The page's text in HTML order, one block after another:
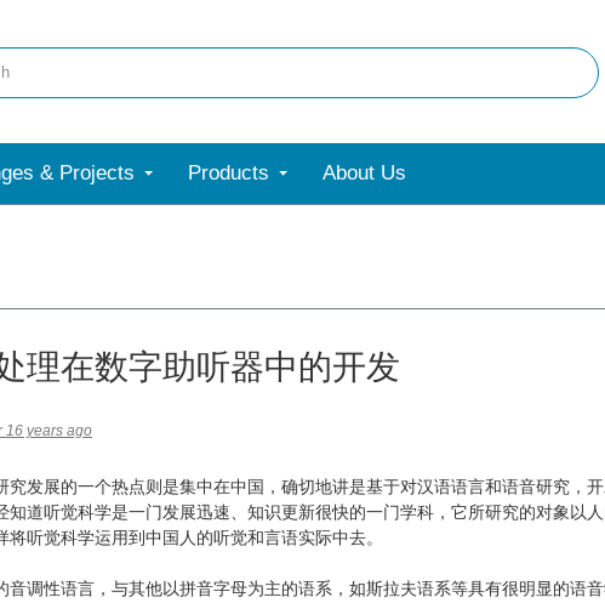
& Projects Products About Us
理在数字助听器中的开发
16 years ago
究发展的一个热点则是集中在中国，确切地讲是基于对汉语语言和语音研究，
知道听觉科学是一门发展迅速、知识更新很快的一门学科，它所研究的对象以
将听觉科学运用到中国人的听觉和言语实际中去。
音调性语言，与其他以拼音字母为主的语系，如斯拉夫语系等具有很明显的语